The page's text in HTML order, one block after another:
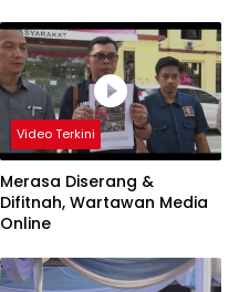
Video Terkini
Merasa Diserang &
Difitnah, Wartawan Media
Online